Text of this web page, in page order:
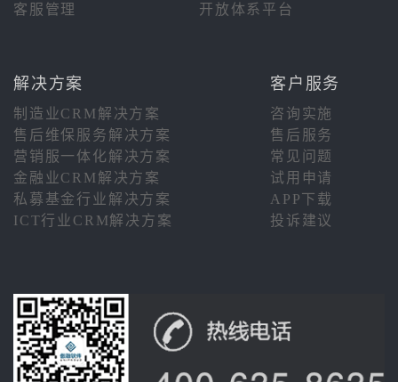
客服管理
开放体系平台
解决方案 客户服务
制造业CRM解决方案
咨询实施
售后维保服务解决方案
售后服务
营销服一体化解决方案
常见问题
金融业CRM解决方案
试用申请
私募基金行业解决方案
APP下载
ICT行业CRM解决方案
投诉建议